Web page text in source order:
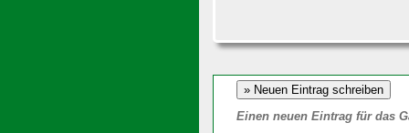
Einen neuen Eintrag für das